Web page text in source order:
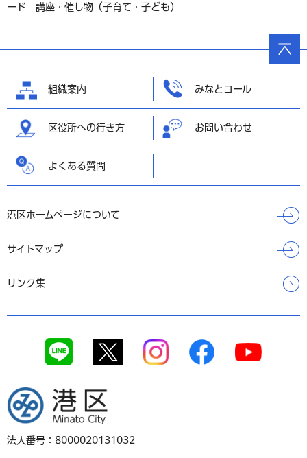
ード 講座・催し物（子育て・子ども）
組織案内 みなとコール
区役所への行き方 お問い合わせ
よくある質問
港区ホームページについて
サイトマップ
リンク集
港区
法人番号：8000020131032
ページ
の先頭